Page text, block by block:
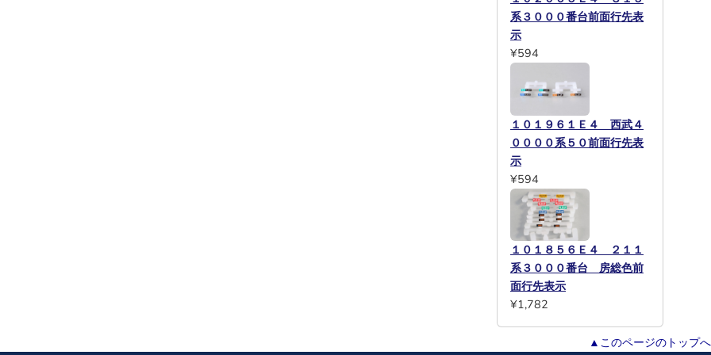
系３０００番台前面行先表
示
¥594
１０１９６１Ｅ４ 西武４
００００系５０前面行先表
示
¥594
１０１８５６Ｅ４ ２１１
系３０００番台 房総色前
面行先表示
¥1,782
▲このページのトップへ